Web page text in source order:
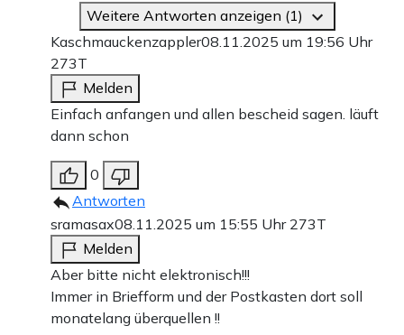
Weitere Antworten anzeigen (1)
Kaschmauckenzappler08.11.2025 um 19:56 Uhr
273T
Melden
Einfach anfangen und allen bescheid sagen. läuft
dann schon
0
Antworten
sramasax08.11.2025 um 15:55 Uhr 273T
Melden
Aber bitte nicht elektronisch!!!
Immer in Briefform und der Postkasten dort soll
monatelang überquellen !!